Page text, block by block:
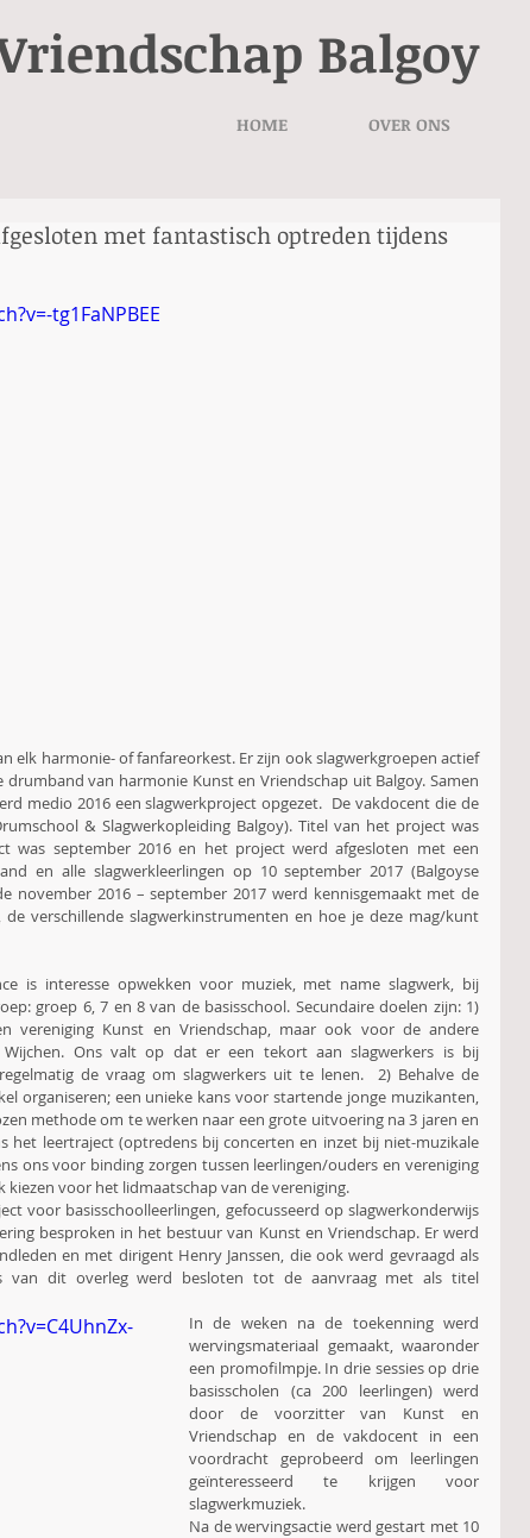
Balgoy
HOME OVER ONS
met fantastisch optreden tijdens
tg1FaNPBEE
elk harmonie- of fanfareorkest. Er zijn ook slagwerkgroepen actief
van harmonie Kunst en Vriendschap uit Balgoy. Samen
medio 2016 een slagwerkproject opgezet.  De vakdocent die de
& Slagwerkopleiding Balgoy). Titel van het project was
was september 2016 en het project werd afgesloten met een
en alle slagwerkleerlingen op 10 september 2017 (Balgoyse
november 2016 – september 2017 werd kennisgemaakt met de
verschillende slagwerkinstrumenten en hoe je deze mag/kunt
is interesse opwekken voor muziek, met name slagwerk, bij
groep 6, 7 en 8 van de basisschool. Secundaire doelen zijn: 1)
vereniging Kunst en Vriendschap, maar ook voor de andere
Wijchen. Ons valt op dat er een tekort aan slagwerkers is bij
de vraag om slagwerkers uit te lenen.  2) Behalve de
organiseren; een unieke kans voor startende jonge muzikanten,
methode om te werken naar een grote uitvoering na 3 jaren en
het leertraject (optredens bij concerten en inzet bij niet-muzikale
ons voor binding zorgen tussen leerlingen/ouders en vereniging
voor het lidmaatschap van de vereniging.
voor basisschoolleerlingen, gefocusseerd op slagwerkonderwijs
besproken in het bestuur van Kunst en Vriendschap. Er werd
en met dirigent Henry Janssen, die ook werd gevraagd als
van dit overleg werd besloten tot de aanvraag met als titel
In de weken na de toekenning werd
wervingsmateriaal gemaakt, waaronder
een promofilmpje. In drie sessies op drie
basisscholen (ca 200 leerlingen) werd
door de voorzitter van Kunst en
Vriendschap en de vakdocent in een
voordracht geprobeerd om leerlingen
geïnteresseerd te krijgen voor
slagwerkmuziek.
Na de wervingsactie werd gestart met 10